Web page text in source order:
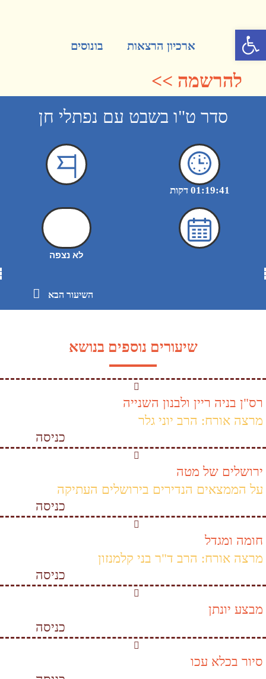
פתח סרגל נגישות
ארכיון הרצאות בונוסים
להרשמה >>
סדר ט"ו בשבט עם נפתלי חן
01:19:41 דקות
לא נצפה
השיעור הבא
שיעורים נוספים בנושא
רס"ן בניה ריין ולבנון השנייה
מרצה אורח: הרב יוני גלר
כניסה
ירושלים של מטה
על הממצאים הנדירים בירושלים העתיקה
כניסה
חומה ומגדל
מרצה אורח: הרב ד"ר בני קלמנזון
כניסה
מבצע יונתן
כניסה
סיור בכלא עכו